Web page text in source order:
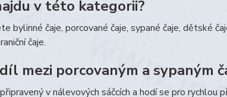
v této kategorii?
bylinné čaje, porcované čaje, sypané čaje, dětské
čaje.
mezi porcovaným a sypaným
v nálevových sáčcích a hodí se pro rychlou